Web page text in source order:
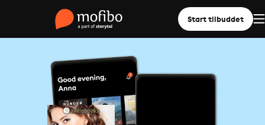
Start tilbuddet